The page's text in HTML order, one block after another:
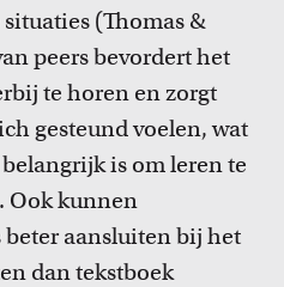
docenten
docenten.
ituaties (Thomas &
peersbevordert het
te horen en zorgt
gesteund voelen, wat
belangrijk is om leren te
Ook kunnen
beter aansluiten bij het
dan tekstboek